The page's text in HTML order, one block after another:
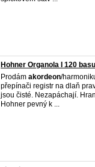
Hohner Organola I 120 basu
Prodám akordeon/
přepínači registr na dlaň
jsou čisté. Nezapáchají.
Hohner pevný k ...